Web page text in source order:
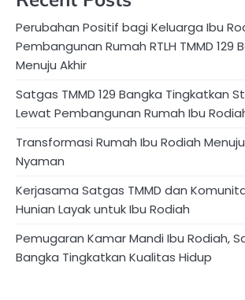
Perubahan Positif bagi Keluarga Ibu
Pembangunan Rumah RTLH TMMD 129
Menuju Akhir
Satgas TMMD 129 Bangka Tingkatkan
Lewat Pembangunan Rumah Ibu
Transformasi Rumah Ibu Rodiah
Nyaman
Kerjasama Satgas TMMD dan
Hunian Layak untuk Ibu Rodiah
Pemugaran Kamar Mandi Ibu Rodiah,
Bangka Tingkatkan Kualitas Hidup